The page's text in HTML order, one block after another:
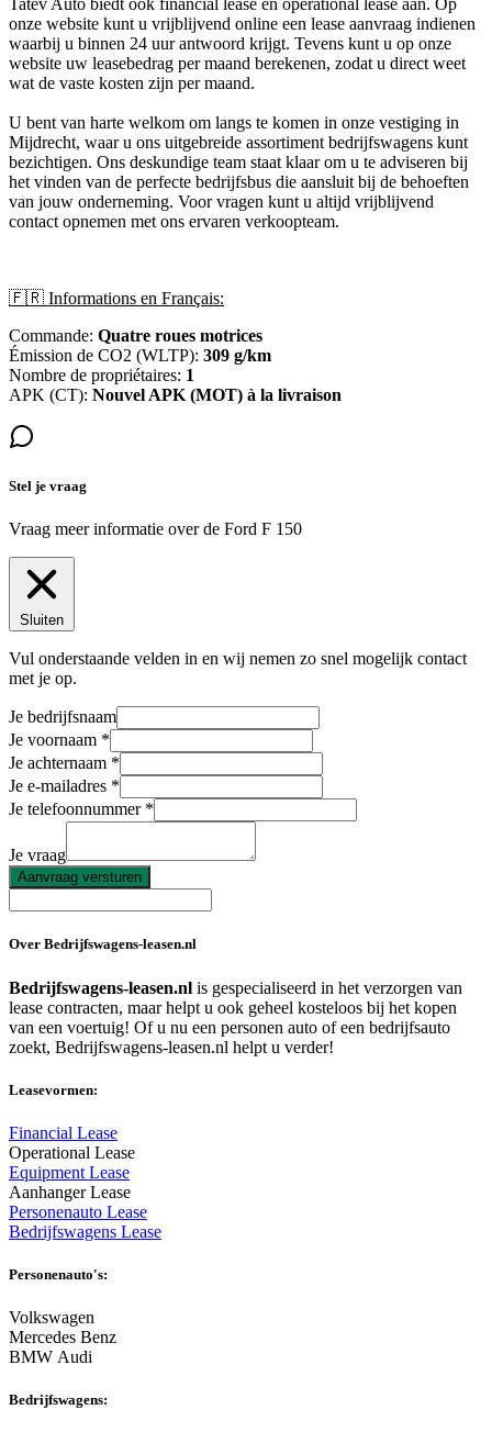
Tatev Auto biedt ook financial lease en operational lease aan. Op
onze website kunt u vrijblijvend online een lease aanvraag indienen
waarbij u binnen 24 uur antwoord krijgt. Tevens kunt u op onze
website uw leasebedrag per maand berekenen, zodat u direct weet
wat de vaste kosten zijn per maand.
U bent van harte welkom om langs te komen in onze vestiging in
Mijdrecht, waar u ons uitgebreide assortiment bedrijfswagens kunt
bezichtigen. Ons deskundige team staat klaar om u te adviseren bij
het vinden van de perfecte bedrijfsbus die aansluit bij de behoeften
van jouw onderneming. Voor vragen kunt u altijd vrijblijvend
contact opnemen met ons ervaren verkoopteam.
🇫🇷 Informations en Français:
Commande: Quatre roues motrices
Émission de CO2 (WLTP): 309 g/km
Nombre de propriétaires: 1
APK (CT): Nouvel APK (MOT) à la livraison
Stel je vraag
Vraag meer informatie over de Ford F 150
Sluiten
Vul onderstaande velden in en wij nemen zo snel mogelijk contact
met je op.
Je bedrijfsnaam
Je voornaam
Je achternaam
Je e-mailadres
Je telefoonnummer
Je vraag
Aanvraag versturen
Over Bedrijfswagens-leasen.nl
Bedrijfswagens-leasen.nl is gespecialiseerd in het verzorgen van
lease contracten, maar helpt u ook geheel kosteloos bij het kopen
van een voertuig! Of u nu een personen auto of een bedrijfsauto
zoekt, Bedrijfswagens-leasen.nl helpt u verder!
Leasevormen:
Financial Lease
Operational Lease
Equipment Lease
Aanhanger Lease
Personenauto Lease
Bedrijfswagens Lease
Personenauto's:
Volkswagen
Mercedes Benz
BMW Audi
Bedrijfswagens: